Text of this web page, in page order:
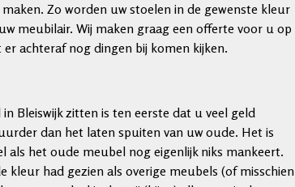
Zo worden uw stoelen in de gewenste kleur
meubilair. Wij maken graag een offerte voor u op
achteraf nog dingen bij komen kijken.
Bleiswijk zitten is ten eerste dat u veel geld
dan het laten spuiten van uw oude. Het is
als het oude meubel nog eigenlijk niks mankeert.
had gezien als overige meubels (of misschien